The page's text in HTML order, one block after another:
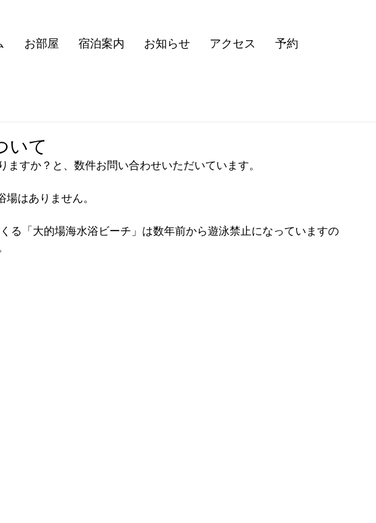
お部屋 宿泊案内 お知らせ アクセス 予約
いて
ますか？と、数件お問い合わせいただいています。
はありません。
る「大的場海水浴ビーチ」は数年前から遊泳禁止になっていますの